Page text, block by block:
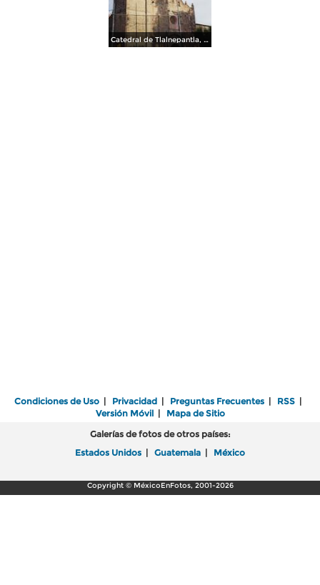
Catedral de Tlalnepantla, Edo. de México
Condiciones de Uso | Privacidad | Preguntas Frecuentes | RSS |
Versión Móvil| Mapa de Sitio
Galerías de fotos de otros países:
Estados Unidos | Guatemala | México
Copyright © MéxicoEnFotos, 2001-2026